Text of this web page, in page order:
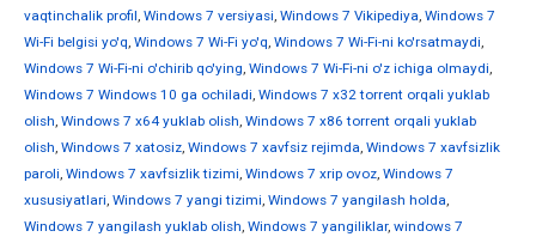
vaqtinchalik profil, Windows 7 versiyasi, Windows 7 Vikipediya, Windows 7
Wi-Fi belgisi yo'q, Windows 7 Wi-Fi yo'q, Windows 7 Wi-Fi-ni ko'rsatmaydi,
Windows 7 Wi-Fi-ni o'chirib qo'ying, Windows 7 Wi-Fi-ni o'z ichiga olmaydi,
Windows 7 Windows 10 ga ochiladi, Windows 7 x32 torrent orqali yuklab
olish, Windows 7 x64 yuklab olish, Windows 7 x86 torrent orqali yuklab
olish, Windows 7 xatosiz, Windows 7 xavfsiz rejimda, Windows 7 xavfsizlik
paroli, Windows 7 xavfsizlik tizimi, Windows 7 xrip ovoz, Windows 7
xususiyatlari, Windows 7 yangi tizimi, Windows 7 yangilash holda,
Windows 7 yangilash yuklab olish, Windows 7 yangiliklar, windows 7